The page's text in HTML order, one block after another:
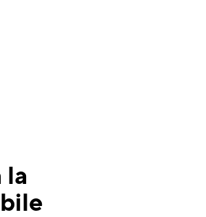
a thumbnail will change the main image in
la